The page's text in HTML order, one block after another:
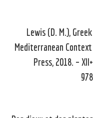
article
Lewis (D. M.),
Mediterranean
Press, 2018. –